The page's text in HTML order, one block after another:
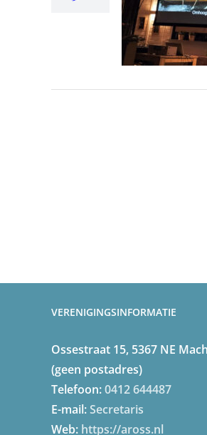
VERENIGINGSINFORMATIE
Ossestraat 15, 5367 NE
(geen postadres)
Telefoon:0412 644487
E-mail:Secretaris
Web: https://aross.nl